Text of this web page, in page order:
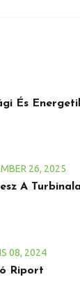
És
26, 2025
A
08, 2024
Riport